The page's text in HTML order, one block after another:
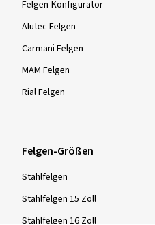
Felgen-Konfigurator
Alutec Felgen
Carmani Felgen
MAM Felgen
Rial Felgen
Felgen-Größen
Stahlfelgen
Stahlfelgen 15 Zoll
Stahlfelgen 16 Zoll